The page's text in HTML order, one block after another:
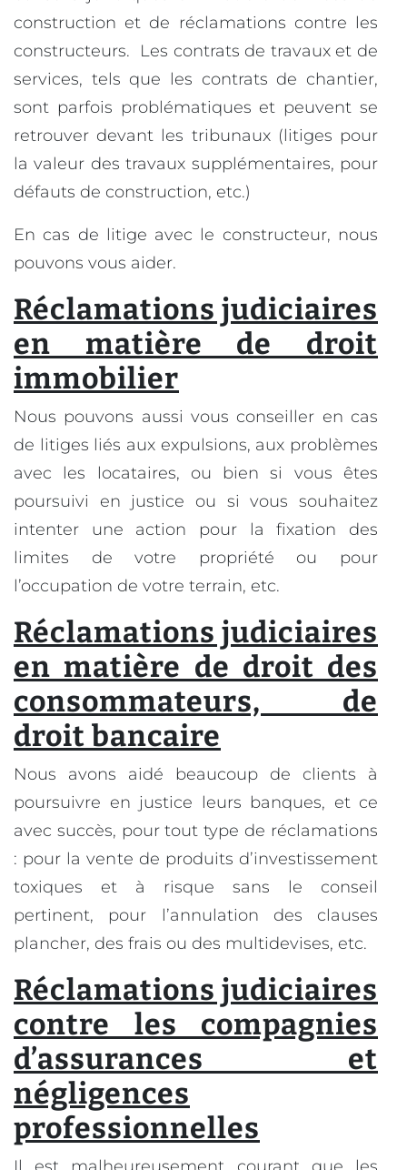
construction et de réclamations contre les
constructeurs. Les contrats de travaux et de
services, tels que les contrats de chantier,
sont parfois problématiques et peuvent se
retrouver devant les tribunaux (litiges pour
la valeur des travaux supplémentaires, pour
défauts de construction, etc.)
En cas de litige avec le constructeur, nous
pouvons vous aider.
Réclamations judiciaires
en matière de droit
immobilier
Nous pouvons aussi vous conseiller en cas
de litiges liés aux expulsions, aux problèmes
avec les locataires, ou bien si vous êtes
poursuivi en justice ou si vous souhaitez
intenter une action pour la fixation des
limites de votre propriété ou pour
l’occupation de votre terrain, etc.
Réclamations judiciaires
en matière de droit des
consommateurs, de
droit bancaire
Nous avons aidé beaucoup de clients à
poursuivre en justice leurs banques, et ce
avec succès, pour tout type de réclamations
: pour la vente de produits d’investissement
toxiques et à risque sans le conseil
pertinent, pour l’annulation des clauses
plancher, des frais ou des multidevises, etc.
Réclamations judiciaires
contre les compagnies
d’assurances et
négligences
professionnelles